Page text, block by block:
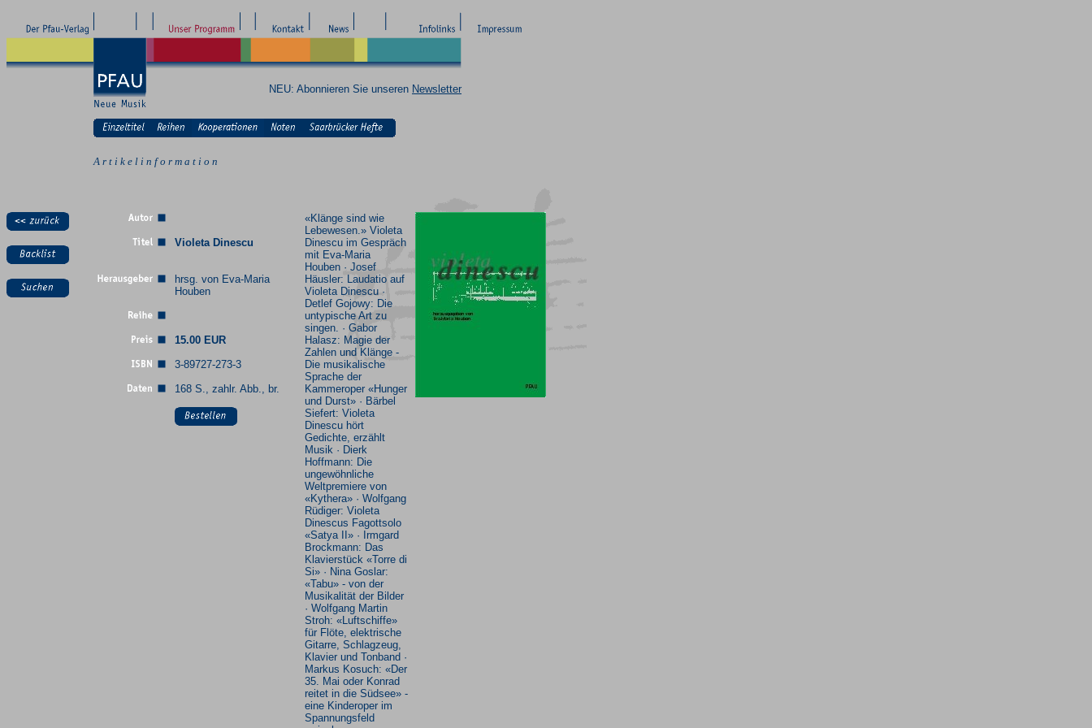
NEU: Abonnieren Sie unseren Newsletter
A r t i k e l i n f o r m a t i o n
Violeta Dinescu
hrsg. von Eva-Maria
Houben
15.00 EUR
3-89727-273-3
168 S., zahlr. Abb., br.
«Klänge sind wie
Lebewesen.» Violeta
Dinescu im Gespräch
mit Eva-Maria
Houben · Josef
Häusler: Laudatio auf
Violeta Dinescu ·
Detlef Gojowy: Die
untypische Art zu
singen. · Gabor
Halasz: Magie der
Zahlen und Klänge -
Die musikalische
Sprache der
Kammeroper «Hunger
und Durst» · Bärbel
Siefert: Violeta
Dinescu hört
Gedichte, erzählt
Musik · Dierk
Hoffmann: Die
ungewöhnliche
Weltpremiere von
«Kythera» · Wolfgang
Rüdiger: Violeta
Dinescus Fagottsolo
«Satya II» · Irmgard
Brockmann: Das
Klavierstück «Torre di
Si» · Nina Goslar:
«Tabu» - von der
Musikalität der Bilder
· Wolfgang Martin
Stroh: «Luftschiffe»
für Flöte, elektrische
Gitarre, Schlagzeug,
Klavier und Tonband ·
Markus Kosuch: «Der
35. Mai oder Konrad
reitet in die Südsee» -
eine Kinderoper im
Spannungsfeld